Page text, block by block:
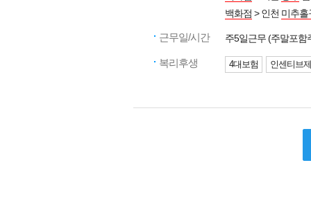
백화점 > 인천 미추홀
근무일/시간 주5일근무 (주말포함
복리후생 4대보험 인센티브제